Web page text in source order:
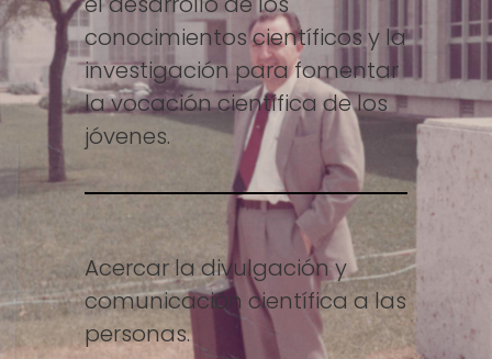
conocimientos científicos y la
investigación para fomentar
la vocación científica de los
jóvenes.
Acercar la divulgación y
comunicación científica a las
personas.